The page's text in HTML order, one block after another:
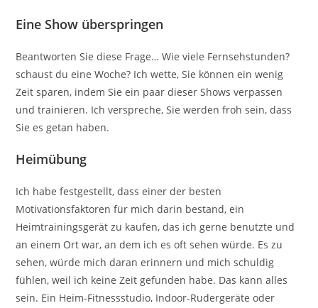
Eine Show überspringen
Beantworten Sie diese Frage… Wie viele Fernsehstunden?
schaust du eine Woche? Ich wette, Sie können ein wenig
Zeit sparen, indem Sie ein paar dieser Shows verpassen
und trainieren. Ich verspreche, Sie werden froh sein, dass
Sie es getan haben.
Heimübung
Ich habe festgestellt, dass einer der besten
Motivationsfaktoren für mich darin bestand, ein
Heimtrainingsgerät zu kaufen, das ich gerne benutzte und
an einem Ort war, an dem ich es oft sehen würde. Es zu
sehen, würde mich daran erinnern und mich schuldig
fühlen, weil ich keine Zeit gefunden habe. Das kann alles
sein. Ein Heim-Fitnessstudio, Indoor-Rudergeräte oder